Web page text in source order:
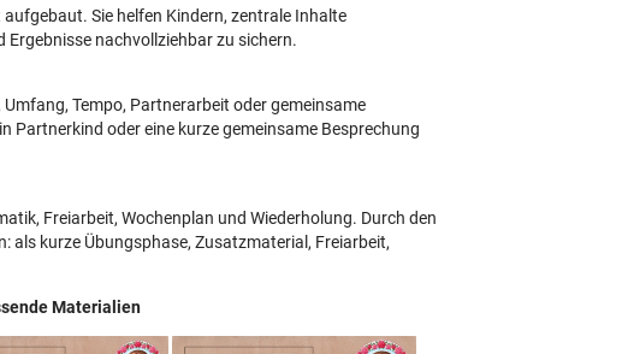
Sie helfen Kindern, zentrale Inhalte
nachvollziehbar zu sichern.
Tempo, Partnerarbeit oder gemeinsame
Partnerkind oder eine kurze gemeinsame Besprechung
Freiarbeit, Wochenplan und Wiederholung. Durch den
als kurze Übungsphase, Zusatzmaterial, Freiarbeit,
Materialien